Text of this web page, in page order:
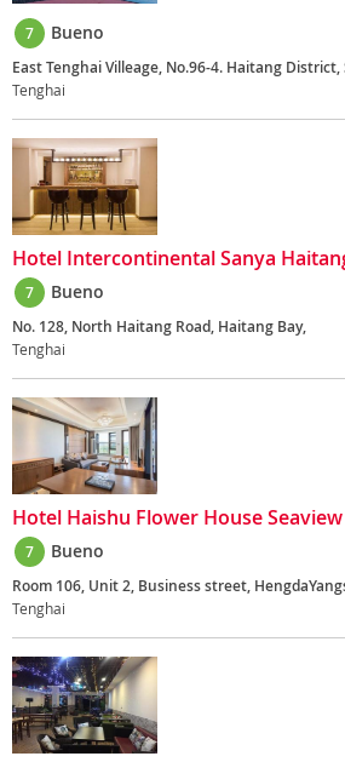
7 Bueno
East Tenghai Villeage, No.96-4. Haitang
Tenghai
Hotel Intercontinental Sanya
7 Bueno
No. 128, North Haitang Road, Haitang Bay,
Tenghai
Hotel Haishu Flower House
7 Bueno
Room 106, Unit 2, Business street,
Tenghai